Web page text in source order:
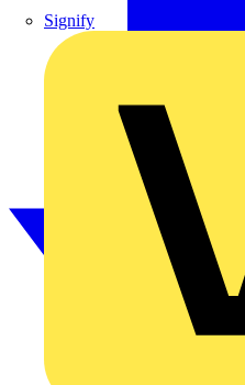
Signify